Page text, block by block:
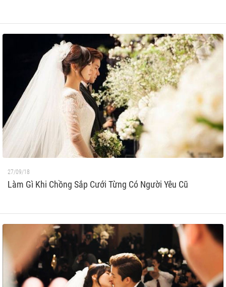
27/09/18
Làm Gì Khi Chồng Sắp Cưới Từng Có Người Yêu Cũ